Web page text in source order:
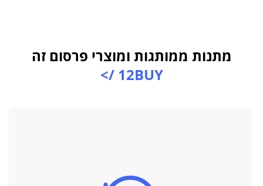
מתנות ממותגות ומוצרי פרסום זה
12BUY />